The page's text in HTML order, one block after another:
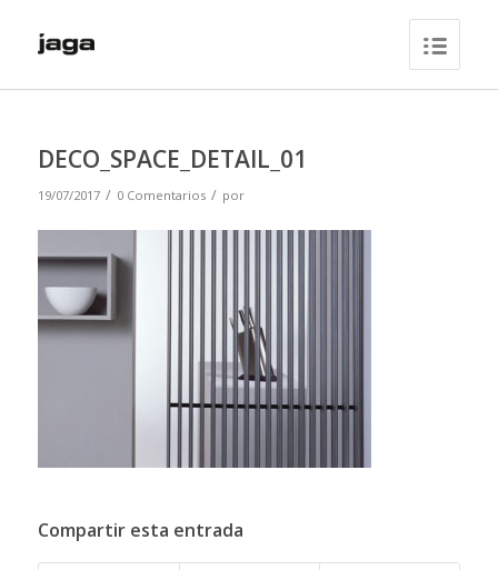
DECO_SPACE_DETAIL_01
19/07/2017 / 0 Comentarios / por
Compartir esta entrada